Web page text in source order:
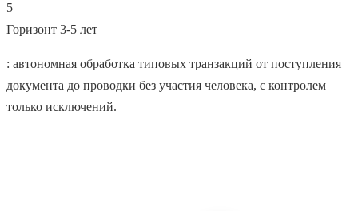
5
Горизонт 3-5 лет
: автономная обработка типовых транзакций от поступления
документа до проводки без участия человека, с контролем
только исключений.